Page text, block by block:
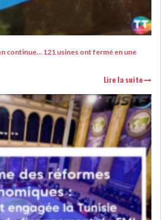
continue… 121 usines ont fermé en une
Lire la suite